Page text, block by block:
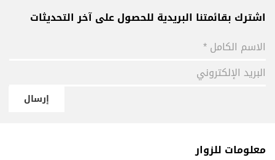
اشترك بقائمتنا البريدية للحصول على آخر التحديثات
إرسال
معلومات للزوار